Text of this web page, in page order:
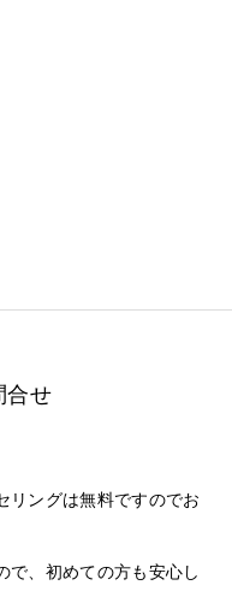
合せ
リングは無料ですのでお
で、初めての方も安心し